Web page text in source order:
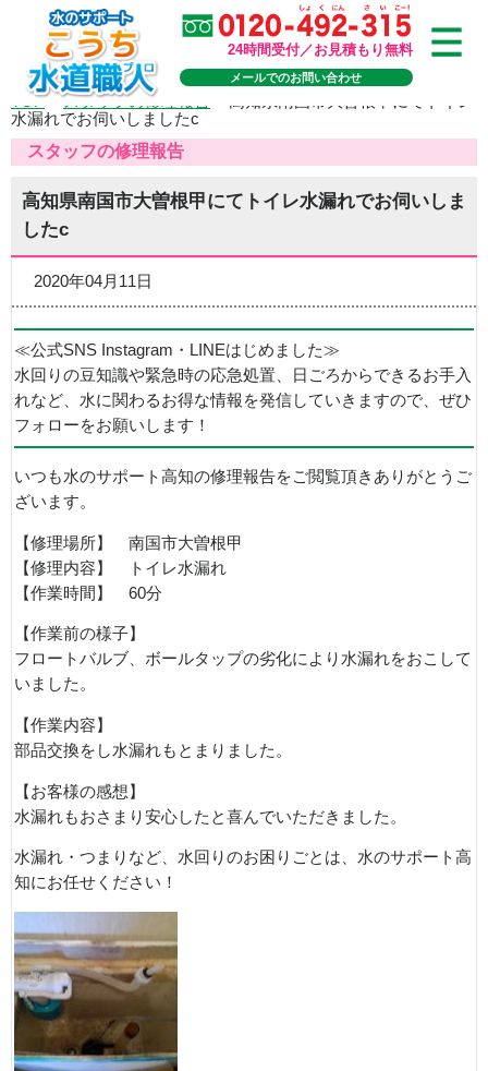
24時間受付／お見積もり無料
メールでのお問い合わせ
TOP>スタッフの修理報告
水漏れでお伺いしましたc
スタッフの修理報告
高知県南国市大曽根甲にてトイレ水漏れでお伺いしま
したc
2020年04月11日
≪公式SNS Instagram・LINEはじめました≫
水回りの豆知識や緊急時の応急処置、日ごろからできるお手入
れなど、水に関わるお得な情報を発信していきますので、ぜひ
フォローをお願いします！
いつも水のサポート高知の修理報告をご閲覧頂きありがとうご
ざいます。
【修理場所】 南国市大曽根甲
【修理内容】 トイレ水漏れ
【作業時間】 60分
【作業前の様子】
フロートバルブ、ボールタップの劣化により水漏れをおこして
いました。
【作業内容】
部品交換をし水漏れもとまりました。
【お客様の感想】
水漏れもおさまり安心したと喜んでいただきました。
水漏れ・つまりなど、水回りのお困りごとは、水のサポート高
知にお任せください！